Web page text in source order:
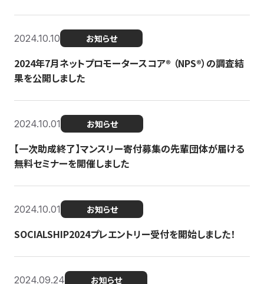
2024.10.10 お知らせ
2024年7月ネットプロモータースコア®︎ （NPS®︎）の調査結
果を公開しました
2024.10.01 お知らせ
【一次助成終了】マンスリー寄付募集の先輩団体が届ける
無料セミナーを開催しました
2024.10.01 お知らせ
SOCIALSHIP2024プレエントリー受付を開始しました！
2024.09.24 お知らせ